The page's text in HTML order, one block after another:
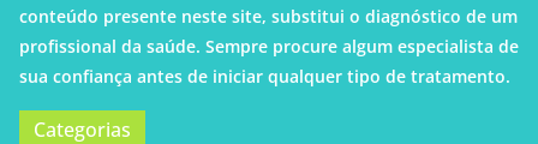
conteúdo presente neste site, substitui o diagnóstico de um
profissional da saúde. Sempre procure algum especialista de
sua confiança antes de iniciar qualquer tipo de tratamento.
Categorias